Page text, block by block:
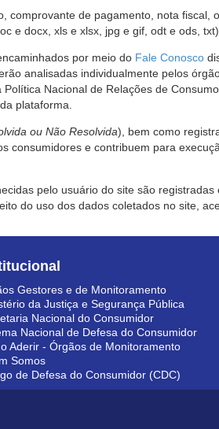
de pagamento, nota fiscal,
e docx, xls e xlsx, jpg e gif, odt e ods,
por meio do Fale Conosco
analisadas individualmente pelos
Nacional de Relações de
plataforma.
ou Não Resolvida), bem como
consumidores e contribuem para
pelo usuário do site são
do uso dos dados coletados no site,
Gestores e de Monitoramento
da Justiça e Segurança Pública
Nacional do Consumidor
Nacional de Defesa do Consumidor
Aderir - Órgãos de Monitoramento
Somos
de Defesa do Consumidor (CDC)